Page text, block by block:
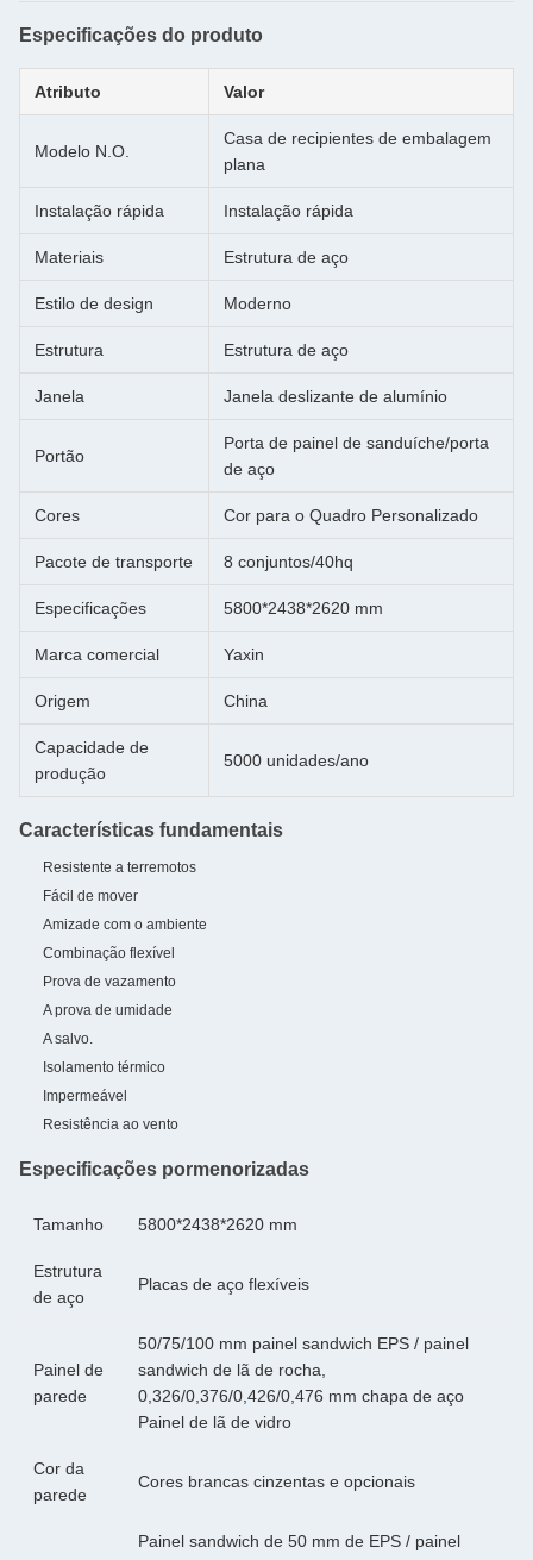
Especificações do produto
Atributo Valor
Modelo N.O.
Casa de recipientes de embalagem
plana
Instalação rápida Instalação rápida
Materiais Estrutura de aço
Estilo de design Moderno
Estrutura Estrutura de aço
Janela Janela deslizante de alumínio
Portão
Porta de painel de sanduíche/porta
de aço
Cores Cor para o Quadro Personalizado
Pacote de transporte 8 conjuntos/40hq
Especificações 5800*2438*2620 mm
Marca comercial Yaxin
Origem China
Capacidade de
produção
5000 unidades/ano
Características fundamentais
Resistente a terremotos
Fácil de mover
Amizade com o ambiente
Combinação flexível
Prova de vazamento
A prova de umidade
A salvo.
Isolamento térmico
Impermeável
Resistência ao vento
Especificações pormenorizadas
Tamanho 5800*2438*2620 mm
Estrutura
de aço
Placas de aço flexíveis
Painel de
parede
50/75/100 mm painel sandwich EPS / painel
sandwich de lã de rocha,
0,326/0,376/0,426/0,476 mm chapa de aço
Painel de lã de vidro
Cor da
parede
Cores brancas cinzentas e opcionais
Painel sandwich de 50 mm de EPS / painel